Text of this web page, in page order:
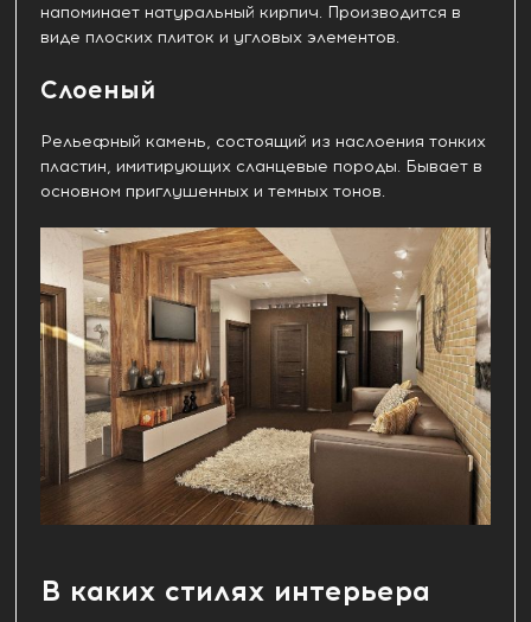
напоминает натуральный кирпич. Производится в
виде плоских плиток и угловых элементов.
Слоеный
Рельефный камень, состоящий из наслоения тонких
пластин, имитирующих сланцевые породы. Бывает в
основном приглушенных и темных тонов.
В каких стилях интерьера